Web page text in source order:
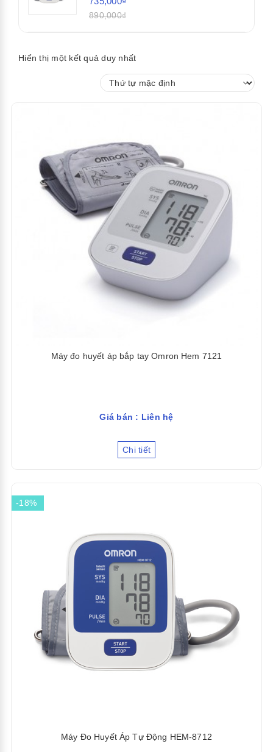
890,000₫
Hiển thị một kết quả duy nhất
Máy đo huyết áp bắp tay Omron Hem 7121
Giá bán : Liên hệ
Chi tiết
-18%
Máy Đo Huyết Áp Tự Động HEM-8712